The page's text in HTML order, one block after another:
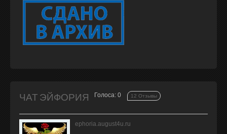
ЧАТ ЭЙФОРИЯ Голоса: 0 12 Отзывы
ephoria.august4u.ru